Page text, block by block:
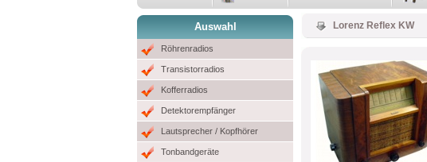
Auswahl
Röhrenradios
Transistorradios
Kofferradios
Detektorempfänger
Lautsprecher / Kopfhörer
Tonbandgeräte
Lorenz Reflex KW